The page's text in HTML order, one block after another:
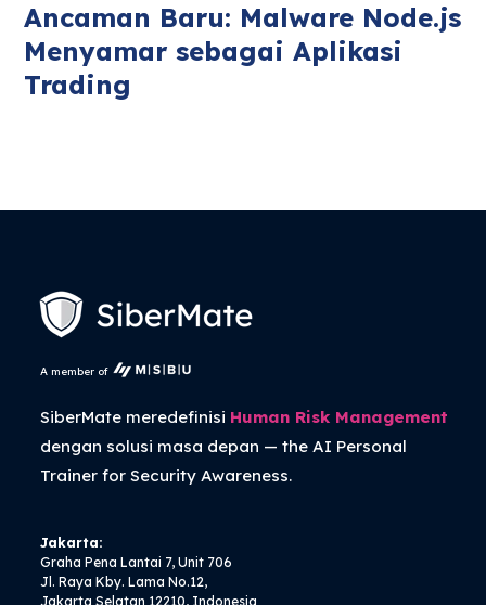
Ancaman Baru: Malware Node.js
Menyamar sebagai Aplikasi
Trading
A member of
SiberMate meredefinisi Human Risk Management
dengan solusi masa depan — theAI Personal
Trainerfor Security Awareness.
Jakarta:
Graha Pena Lantai 7, Unit 706
Jl. Raya Kby. Lama No.12,
Jakarta Selatan 12210, Indonesia